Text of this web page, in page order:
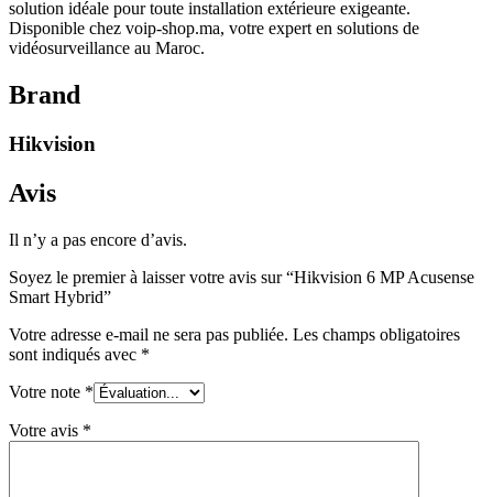
solution idéale pour toute installation extérieure exigeante.
Disponible chez voip-shop.ma, votre expert en solutions de
vidéosurveillance au Maroc.
Brand
Hikvision
Avis
Il n’y a pas encore d’avis.
Soyez le premier à laisser votre avis sur “Hikvision 6 MP Acusense
Smart Hybrid”
Votre adresse e-mail ne sera pas publiée. Les champs obligatoires
sont indiqués avec *
Votre note *
Votre avis *